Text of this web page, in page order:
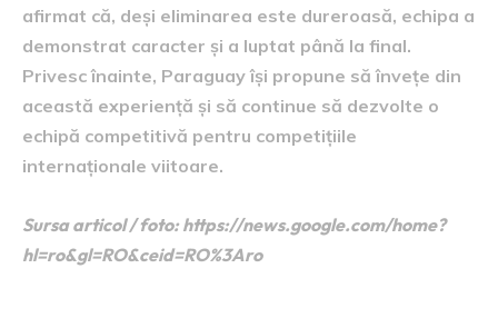
afirmat că, deși eliminarea este dureroasă, echipa a
demonstrat caracter și a luptat până la final.
Privesc înainte, Paraguay își propune să învețe din
această experiență și să continue să dezvolte o
echipă competitivă pentru competițiile
internaționale viitoare.
Sursa articol / foto: https://news.google.com/home?
hl=ro&gl=RO&ceid=RO%3Aro